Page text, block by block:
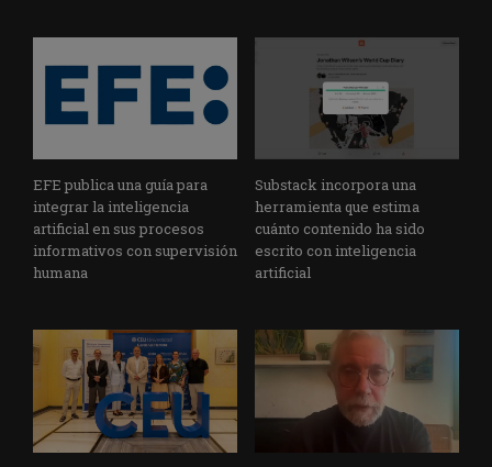
EFE publica una guía para
integrar la inteligencia
artificial en sus procesos
informativos con supervisión
humana
Substack incorpora una
herramienta que estima
cuánto contenido ha sido
escrito con inteligencia
artificial